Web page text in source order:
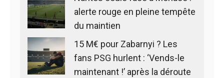
alerte rouge en pleine tempête
du maintien
15 M€ pour Zabarnyi ? Les
fans PSG hurlent : ‘Vends-le
maintenant !’ après la déroute